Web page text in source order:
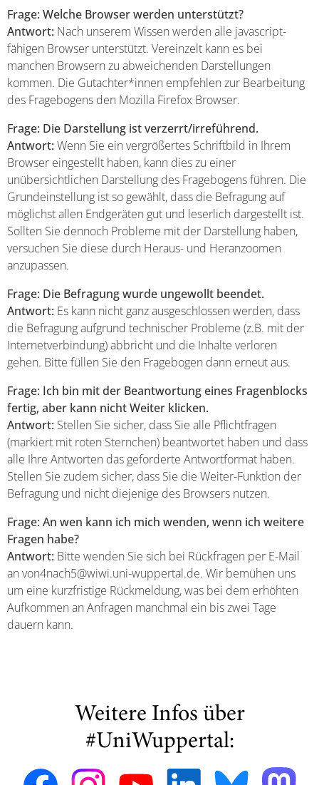
Frage: Welche Browser werden unterstützt?
Antwort: Nach unserem Wissen werden alle javascript-
fähigen Browser unterstützt. Vereinzelt kann es bei
manchen Browsern zu abweichenden Darstellungen
kommen. Die Gutachter*innen empfehlen zur Bearbeitung
des Fragebogens den Mozilla Firefox Browser.
Frage: Die Darstellung ist verzerrt/irreführend.
Antwort: Wenn Sie ein vergrößertes Schriftbild in Ihrem
Browser eingestellt haben, kann dies zu einer
unübersichtlichen Darstellung des Fragebogens führen. Die
Grundeinstellung ist so gewählt, dass die Befragung auf
möglichst allen Endgeräten gut und leserlich dargestellt ist.
Sollten Sie dennoch Probleme mit der Darstellung haben,
versuchen Sie diese durch Heraus- und Heranzoomen
anzupassen.
Frage: Die Befragung wurde ungewollt beendet.
Antwort: Es kann nicht ganz ausgeschlossen werden, dass
die Befragung aufgrund technischer Probleme (z.B. mit der
Internetverbindung) abbricht und die Inhalte verloren
gehen. Bitte füllen Sie den Fragebogen dann erneut aus.
Frage: Ich bin mit der Beantwortung eines Fragenblocks
fertig, aber kann nicht Weiter klicken.
Antwort: Stellen Sie sicher, dass Sie alle Pflichtfragen
(markiert mit roten Sternchen) beantwortet haben und dass
alle Ihre Antworten das geforderte Antwortformat haben.
Stellen Sie zudem sicher, dass Sie die Weiter-Funktion der
Befragung und nicht diejenige des Browsers nutzen.
Frage: An wen kann ich mich wenden, wenn ich weitere
Fragen habe?
Antwort: Bitte wenden Sie sich bei Rückfragen per E-Mail
an von4nach5@wiwi.uni-wuppertal.de. Wir bemühen uns
um eine kurzfristige Rückmeldung, was bei dem erhöhten
Aufkommen an Anfragen manchmal ein bis zwei Tage
dauern kann.
Weitere Infos über
#UniWuppertal: